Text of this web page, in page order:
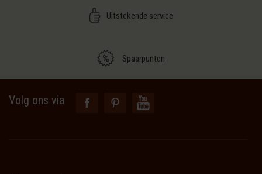
Uitstekende service
Spaarpunten
Volg ons via